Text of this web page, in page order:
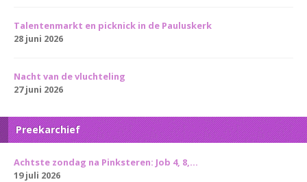
Talentenmarkt en picknick in de Pauluskerk
28 juni 2026
Nacht van de vluchteling
27 juni 2026
Preekarchief
Achtste zondag na Pinksteren: Job 4, 8,...
19 juli 2026